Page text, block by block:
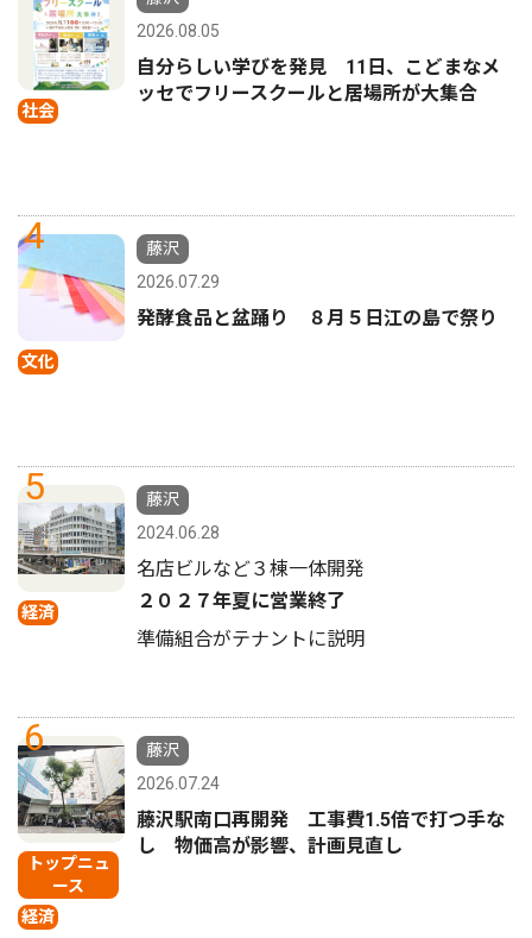
社会
2026.08.05
自分らしい学びを発見 11日、こどまなメ
ッセでフリースクールと居場所が大集合
4
文化
藤沢
2026.07.29
発酵食品と盆踊り ８月５日江の島で祭り
5
経済
藤沢
2024.06.28
名店ビルなど３棟一体開発
２０２７年夏に営業終了
準備組合がテナントに説明
6
トップニュ
ース
経済
藤沢
2026.07.24
藤沢駅南口再開発 工事費1.5倍で打つ手な
し 物価高が影響、計画見直し